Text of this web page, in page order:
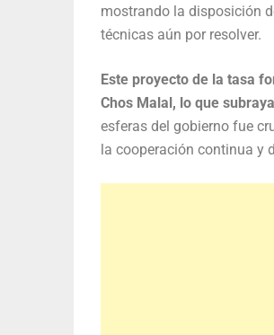
mostrando la disposición
técnicas aún por resolver.
Este proyecto de la tasa
Chos Malal, lo que
esferas del gobierno fue
la cooperación continua y